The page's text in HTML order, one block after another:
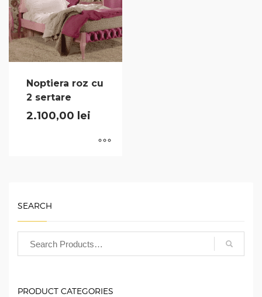
Noptiera roz cu
2 sertare
2.100,00 lei
SEARCH
PRODUCT CATEGORIES